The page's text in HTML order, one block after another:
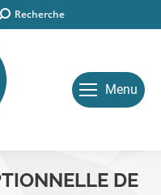
Search:Recherche
Menu
DE